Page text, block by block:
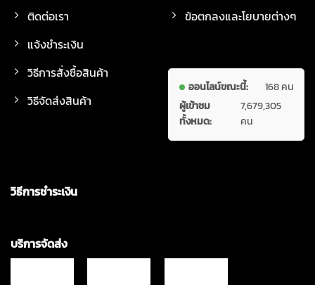
ติดต่อเรา
แจ้งชำระเงิน
วิธีการสั่งซื้อสินค้า
วิธีจัดส่งสินค้า
ข้อตกลงและโยบายต่างๆ
ออนไลน์ขณะนี้:
168 คน
ผู้เข้าชม
ทั้งหมด:
7,679,305
คน
วิธีการชำระเงิน
บริการจัดส่ง